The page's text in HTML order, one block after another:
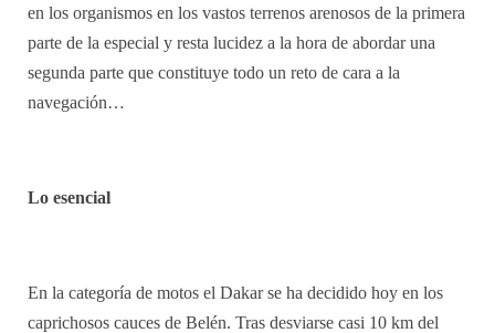
en los organismos en los vastos terrenos arenosos de la primera
parte de la especial y resta lucidez a la hora de abordar una
segunda parte que constituye todo un reto de cara a la
navegación…
Lo esencial
En la categoría de motos el Dakar se ha decidido hoy en los
caprichosos cauces de Belén. Tras desviarse casi 10 km del